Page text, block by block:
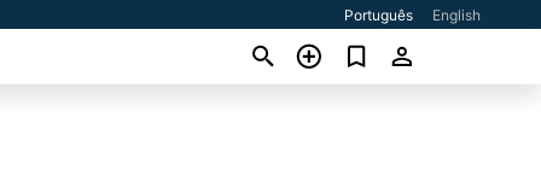
Português English